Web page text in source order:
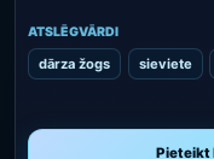
ATSLĒGVĀRDI
dārza žogs sieviete
Pieteikt